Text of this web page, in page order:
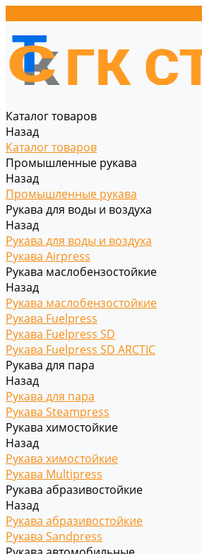
Каталог товаров
Назад
Каталог товаров
Промышленные рукава
Назад
Промышленные рукава
Рукава для воды и воздуха
Назад
Рукава для воды и воздуха
Рукава Airpress
Рукава маслобензостойкие
Назад
Рукава маслобензостойкие
Рукава Fuelpress
Рукава Fuelpress SD
Рукава Fuelpress SD ARCTIC
Рукава для пара
Назад
Рукава для пара
Рукава Steampress
Рукава химостойкие
Назад
Рукава химостойкие
Рукава Multipress
Рукава абразивостойкие
Назад
Рукава абразивостойкие
Рукава Sandpress